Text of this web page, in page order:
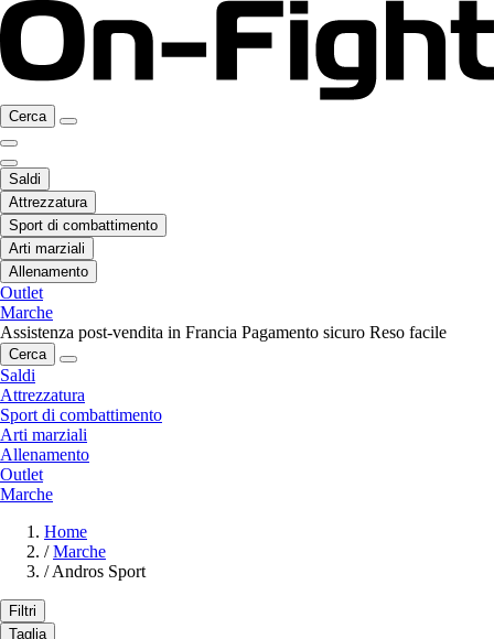
Cerca
Saldi
Attrezzatura
Sport di combattimento
Arti marziali
Allenamento
Outlet
Marche
Assistenza post-vendita in Francia Pagamento sicuro Reso facile
Cerca
Saldi
Attrezzatura
Sport di combattimento
Arti marziali
Allenamento
Outlet
Marche
Home
/ Marche
/ Andros Sport
Filtri
Taglia